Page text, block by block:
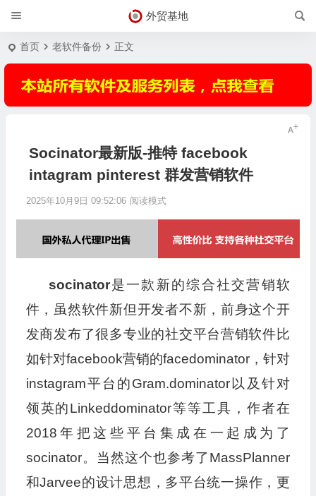
外贸基地
首页 老软件备份 正文
Socinator最新版-推特 facebook
intagram pinterest 群发营销软件
2025年10月9日 09:52:06 阅读模式
socinator是一款新的综合社交营销软
件，虽然软件新但开发者不新，前身这个开
发商发布了很多专业的社交平台营销软件比
如针对facebook营销的facedominator，针对
instagram平台的Gram.dominator以及针对
领英的Linkeddominator等等工具，作者在
2018年把这些平台集成在一起成为了
socinator。当然这个也参考了MassPlanner
和Jarvee的设计思想，多平台统一操作，更